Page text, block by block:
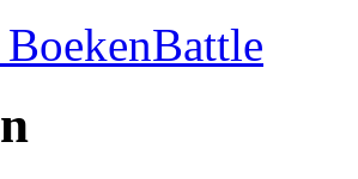
BoekenBattle